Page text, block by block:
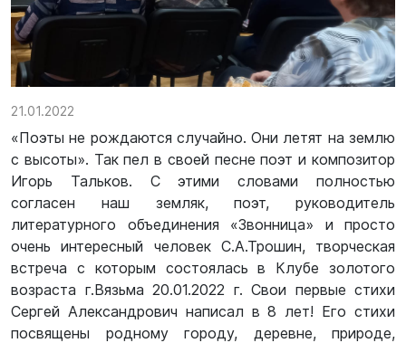
21.01.2022
«Поэты не рождаются случайно. Они летят на землю
с высоты». Так пел в своей песне поэт и композитор
Игорь Тальков. С этими словами полностью
согласен наш земляк, поэт, руководитель
литературного объединения «Звонница» и просто
очень интересный человек С.А.Трошин, творческая
встреча с которым состоялась в Клубе золотого
возраста г.Вязьма 20.01.2022 г. Свои первые стихи
Сергей Александрович написал в 8 лет! Его стихи
посвящены родному городу, деревне, природе,